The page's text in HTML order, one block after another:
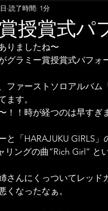
授賞式パ
読了時間: 1分
りましたね〜
グラミー賞授賞式パフ
ファーストソロアルバム
ます。
！！時が経つのは早すぎ
と「HARAJUKU GIRLS
リングの曲”Rich Girl”
さんにくっついてレッ
くなったなぁ。